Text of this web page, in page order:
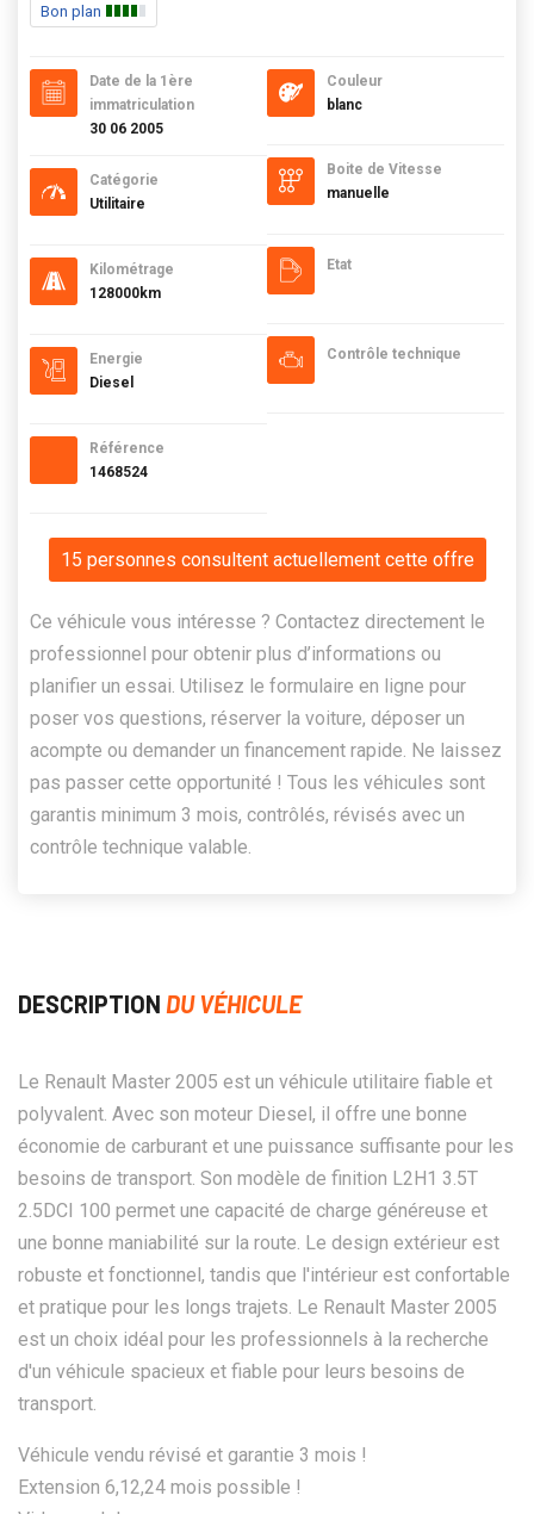
Bon plan
Date de la 1ère
immatriculation
30 06 2005
Catégorie
Utilitaire
Kilométrage
128000km
Energie
Diesel
Référence
1468524
Couleur
blanc
Boite de Vitesse
manuelle
Etat
Contrôle technique
15 personnes consultent actuellement cette offre
Ce véhicule vous intéresse ? Contactez directement le
professionnel pour obtenir plus d’informations ou
planifier un essai. Utilisez le formulaire en ligne pour
poser vos questions, réserver la voiture, déposer un
acompte ou demander un financement rapide. Ne laissez
pas passer cette opportunité ! Tous les véhicules sont
garantis minimum 3 mois, contrôlés, révisés avec un
contrôle technique valable.
DESCRIPTION DU VÉHICULE
Le Renault Master 2005 est un véhicule utilitaire fiable et
polyvalent. Avec son moteur Diesel, il offre une bonne
économie de carburant et une puissance suffisante pour les
besoins de transport. Son modèle de finition L2H1 3.5T
2.5DCI 100 permet une capacité de charge généreuse et
une bonne maniabilité sur la route. Le design extérieur est
robuste et fonctionnel, tandis que l'intérieur est confortable
et pratique pour les longs trajets. Le Renault Master 2005
est un choix idéal pour les professionnels à la recherche
d'un véhicule spacieux et fiable pour leurs besoins de
transport.
Véhicule vendu révisé et garantie 3 mois !
Extension 6,12,24 mois possible !